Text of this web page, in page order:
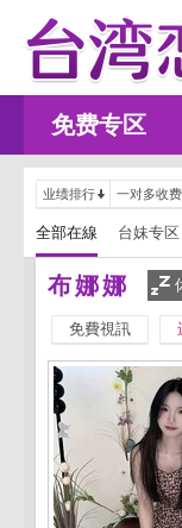
免费专区
业绩排行 一对多收费
全部在線 台妹专区
布娜娜
免費視訊